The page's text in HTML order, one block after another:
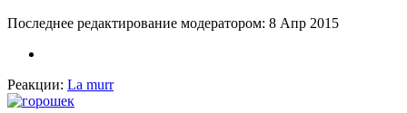
Последнее редактирование модератором: 8 Апр 2015
Реакции: La murr